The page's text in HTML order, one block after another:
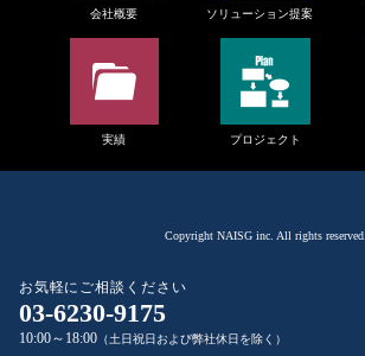
お気軽にご相談ください
03-6230-9175
10:00～18:00（土日祝日および弊社休日を除く）
会社概要 ソリューション提案
実績 プロジェクト
Copyright NAISG inc. All rights reserved.